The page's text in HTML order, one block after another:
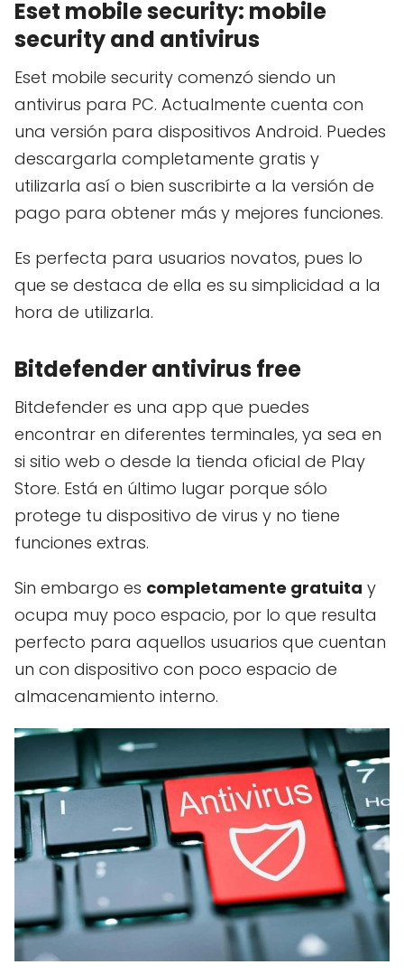
Eset mobile security: mobile
security and antivirus
Eset mobile security comenzó siendo un
antivirus para PC. Actualmente cuenta con
una versión para dispositivos Android. Puedes
descargarla completamente gratis y
utilizarla así o bien suscribirte a la versión de
pago para obtener más y mejores funciones.
Es perfecta para usuarios novatos, pues lo
que se destaca de ella es su simplicidad a la
hora de utilizarla.
Bitdefender antivirus free
Bitdefender es una app que puedes
encontrar en diferentes terminales, ya sea en
si sitio web o desde la tienda oficial de Play
Store. Está en último lugar porque sólo
protege tu dispositivo de virus y no tiene
funciones extras.
Sin embargo es completamente gratuita y
ocupa muy poco espacio, por lo que resulta
perfecto para aquellos usuarios que cuentan
un con dispositivo con poco espacio de
almacenamiento interno.